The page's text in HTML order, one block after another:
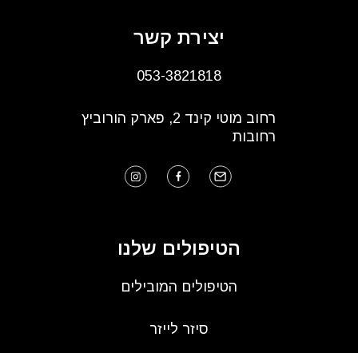
יצירת קשר
053-3821818
רחוב מוטי קינד 2, פארק הורוביץ
רחובות
הטיפולים שלנו
הטיפולים המובילים
סיזר לייזר